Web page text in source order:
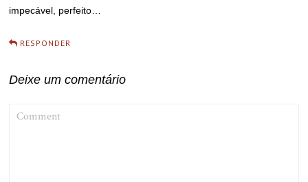
impecável, perfeito…
RESPONDER
Deixe um comentário